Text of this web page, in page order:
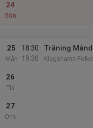
24
Sön
25
Mån
18:30
19:30
Träning
Klagshamn
26
Tis
27
Ons